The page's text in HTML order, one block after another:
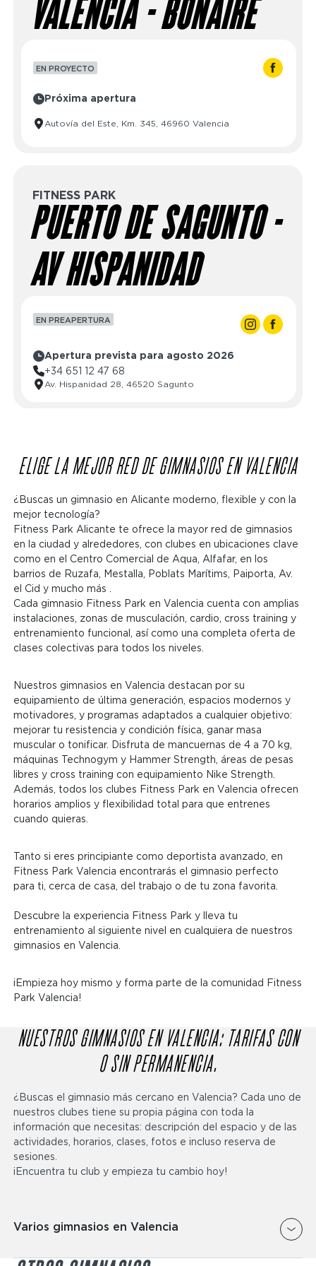
VALENCIA - BONAIRE
EN PROYECTO
Próxima apertura
Autovía del Este, Km. 345, 46960 Valencia
FITNESS PARK
PUERTO DE SAGUNTO -
AV HISPANIDAD
EN PREAPERTURA
Apertura prevista para agosto 2026
+34 651 12 47 68
Av. Hispanidad 28, 46520 Sagunto
ELIGE LA MEJOR RED DE GIMNASIOS EN VALENCIA
¿Buscas un gimnasio en Alicante moderno, flexible y con la
mejor tecnología?
Fitness Park Alicante te ofrece la mayor red de gimnasios
en la ciudad y alrededores, con clubes en ubicaciones clave
como en el Centro Comercial de Aqua, Alfafar, en los
barrios de Ruzafa, Mestalla, Poblats Marítims, Paiporta, Av.
el Cid y mucho más .
Cada gimnasio Fitness Park en Valencia cuenta con amplias
instalaciones, zonas de musculación, cardio, cross training y
entrenamiento funcional, así como una completa oferta de
clases colectivas para todos los niveles.
Nuestros gimnasios en Valencia destacan por su
equipamiento de última generación, espacios modernos y
motivadores, y programas adaptados a cualquier objetivo:
mejorar tu resistencia y condición física, ganar masa
muscular o tonificar. Disfruta de mancuernas de 4 a 70 kg,
máquinas Technogym y Hammer Strength, áreas de pesas
libres y cross training con equipamiento Nike Strength.
Además, todos los clubes Fitness Park en Valencia ofrecen
horarios amplios y flexibilidad total para que entrenes
cuando quieras.
Tanto si eres principiante como deportista avanzado, en
Fitness Park Valencia encontrarás el gimnasio perfecto
para ti, cerca de casa, del trabajo o de tu zona favorita.
Descubre la experiencia Fitness Park y lleva tu
entrenamiento al siguiente nivel en cualquiera de nuestros
gimnasios en Valencia.
¡Empieza hoy mismo y forma parte de la comunidad Fitness
Park Valencia!
NUESTROS GIMNASIOS EN VALENCIA: TARIFAS CON
O SIN PERMANENCIA.
¿Buscas el gimnasio más cercano en Valencia? Cada uno de
nuestros clubes tiene su propia página con toda la
información que necesitas: descripción del espacio y de las
actividades, horarios, clases, fotos e incluso reserva de
sesiones.
¡Encuentra tu club y empieza tu cambio hoy!
Varios gimnasios en Valencia